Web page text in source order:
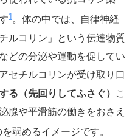
1。体の中では、自律神経
ルコリン」という伝達物質
どの分泌や運動を促してい
セチルコリンが受け取り口
る（先回りしてふさぐ）
こ
腺や平滑筋の働きをおさえ
弱めるイメージです。